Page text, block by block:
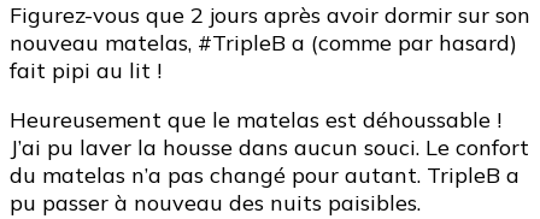
Figurez-vous que 2 jours après avoir dormir sur son
nouveau matelas, #TripleB a (comme par hasard)
fait pipi au lit !
Heureusement que le matelas est déhoussable !
J’ai pu laver la housse dans aucun souci. Le confort
du matelas n’a pas changé pour autant. TripleB a
pu passer à nouveau des nuits paisibles.